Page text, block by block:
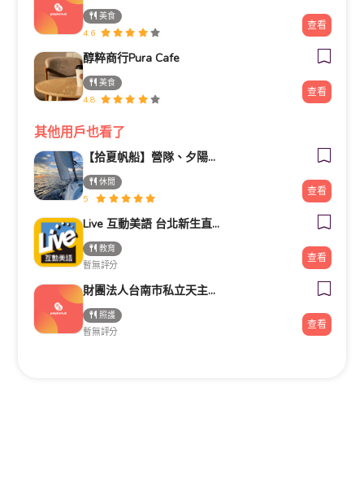
美食
4.6
查看
醇粹商行Pura Cafe
美食
4.8
查看
其他用戶也看了
【拾夏帆船】營隊、夕陽團、包船、客製化帆船體驗（預約制）
休閒
5
查看
Live 互動美語 台北新生直營校 小一先修｜幼兒美語班｜兒童美語班｜自然發音班｜全民英檢班｜
教育
暫無評分
查看
財團法人台南市私立天主教瑞復益智中心
照護
暫無評分
查看